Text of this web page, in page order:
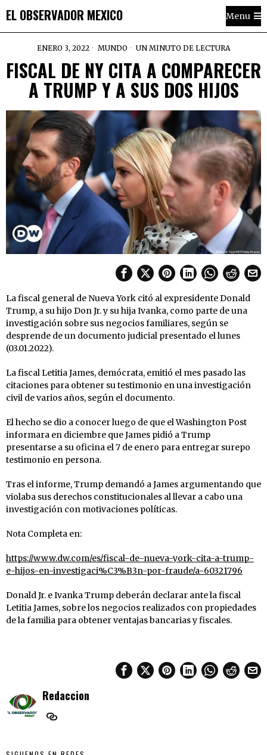
EL OBSERVADOR MEXICO Menu
ENERO 3, 2022 MUNDO UN MINUTO DE LECTURA
FISCAL DE NY CITA A COMPARECER
A TRUMP Y A SUS DOS HIJOS
La fiscal general de Nueva York citó al expresidente Donald
Trump, a su hijo Don Jr. y su hija Ivanka, como parte de una
investigación sobre sus negocios familiares, según se
desprende de un documento judicial presentado el lunes
(03.01.2022).
La fiscal Letitia James, demócrata, emitió el mes pasado las
citaciones para obtener su testimonio en una investigación
civil de varios años, según el documento.
El hecho se dio a conocer luego de que el Washington Post
informara en diciembre que James pidió a Trump
presentarse a su oficina el 7 de enero para entregar surepo
testimonio en persona.
Tras el informe, Trump demandó a James argumentando que
violaba sus derechos constitucionales al llevar a cabo una
investigación con motivaciones políticas.
Nota Completa en:
https://www.dw.com/es/fiscal-de-nueva-york-cita-a-trump-
e-hijos-en-investigaci%C3%B3n-por-fraude/a-60321796
Donald Jr. e Ivanka Trump deberán declarar ante la fiscal
Letitia James, sobre los negocios realizados con propiedades
de la familia para obtener ventajas bancarias y fiscales.
Redaccion